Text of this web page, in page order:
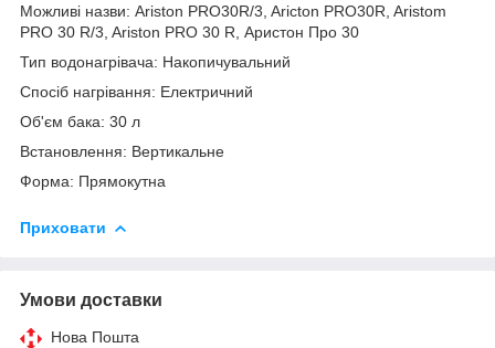
Можливі назви: Ariston PRO30R/3, Aricton PRO30R, Aristom
PRO 30 R/3, Ariston PRO 30 R, Аристон Про 30
Тип водонагрівача: Накопичувальний
Спосіб нагрівання: Електричний
Об'єм бака: 30 л
Встановлення: Вертикальне
Форма: Прямокутна
Приховати
Умови доставки
Нова Пошта